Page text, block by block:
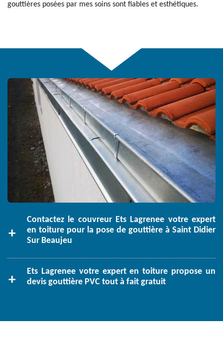
gouttières posées par mes soins sont fiables et esthétiques.
Contactez le couvreur Ets Lagrenee votre expert
en toiture pour la pose de gouttière à Saint Didier
Sur Beaujeu
Ets Lagrenee votre expert en toiture propose un
devis gouttière PVC tout à fait gratuit